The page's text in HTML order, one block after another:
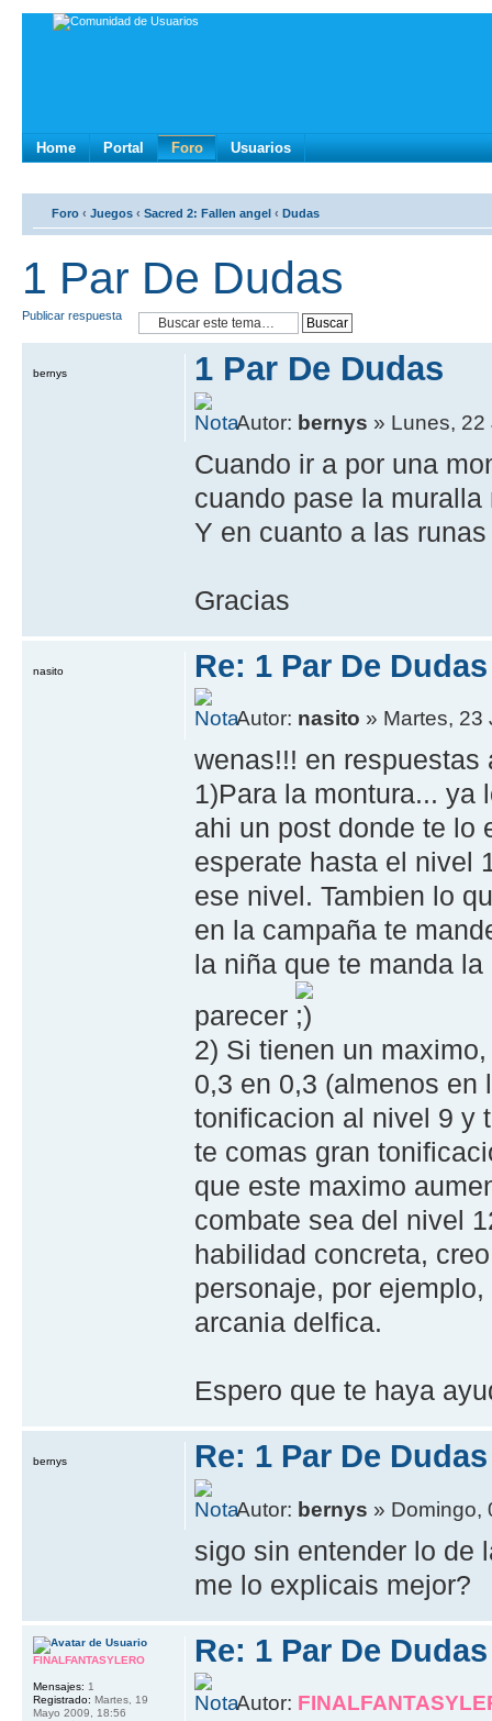
Home Portal Foro Usuarios
Foro ‹ Juegos ‹ Sacred 2: Fallen angel ‹ Dudas
1 Par De Dudas
Publicar respuesta
1 Par De Dudas
Autor: bernys » Lunes,
Cuando ir a por una
cuando pase la
Y en cuanto a las
Gracias
bernys
Re: 1 Par De Dudas
Autor: nasito » Martes, 23
wenas!!! en
1)Para la montura... ya
ahi un post donde te lo
esperate hasta el nivel
ese nivel. Tambien lo
en la campaña te
la niña que te manda
parecer
2) Si tienen un
0,3 en 0,3 (almenos en
tonificacion al nivel 9 y
te comas gran
que este maximo
combate sea del nivel
habilidad concreta,
personaje, por
arcania delfica.
Espero que te haya
nasito
Re: 1 Par De Dudas
Autor: bernys » Domingo,
sigo sin entender lo de
me lo explicais mejor?
bernys
Re: 1 Par De Dudas
Autor:
FINALFANTASYLERO
Mensajes: 1
Registrado: Martes, 19
Mayo 2009, 18:56